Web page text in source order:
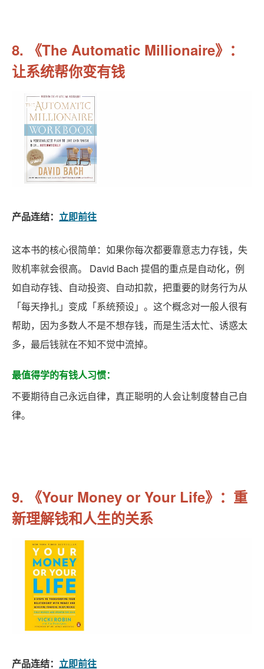
8. 《The Automatic Millionaire》：
让系统帮你变有钱
产品连结： 立即前往
这本书的核心很简单：如果你每次都要靠意志力存钱，失
败机率就会很高。 David Bach 提倡的重点是自动化，例
如自动存钱、自动投资、自动扣款，把重要的财务行为从
「每天挣扎」变成「系统预设」。这个概念对一般人很有
帮助，因为多数人不是不想存钱，而是生活太忙、诱惑太
多，最后钱就在不知不觉中流掉。
最值得学的有钱人习惯：
不要期待自己永远自律，真正聪明的人会让制度替自己自
律。
9. 《Your Money or Your Life》：重
新理解钱和人生的关系
产品连结： 立即前往